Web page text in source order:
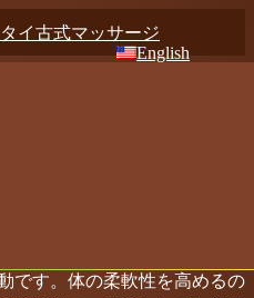
English
アサバイ
です。体の柔軟性を高めるの